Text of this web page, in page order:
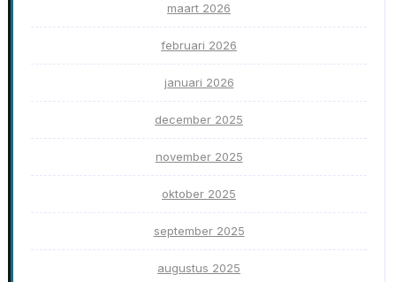
maart 2026
februari 2026
januari 2026
december 2025
november 2025
oktober 2025
september 2025
augustus 2025